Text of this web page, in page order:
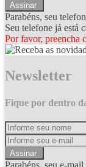
Assinar
Parabéns, seu
Seu telefone já está
Por favor, preencha
Newsletter
Fique por dentro
Assinar
Parabéns, seu e-